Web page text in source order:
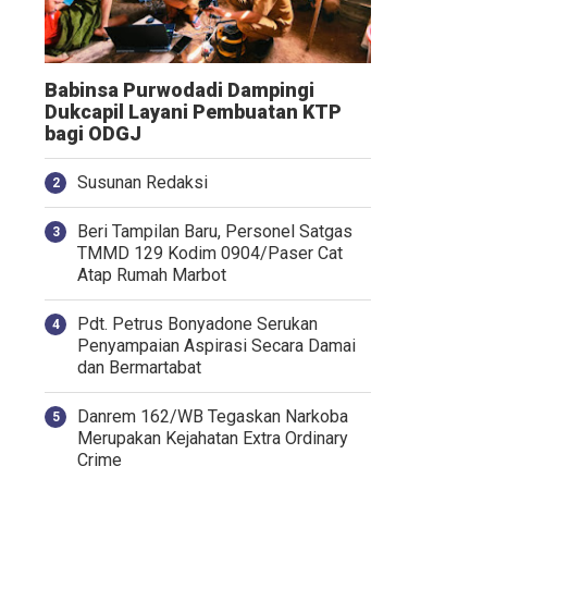
Babinsa Purwodadi Dampingi
Dukcapil Layani Pembuatan KTP
bagi ODGJ
Susunan Redaksi
Beri Tampilan Baru, Personel Satgas
TMMD 129 Kodim 0904/Paser Cat
Atap Rumah Marbot
Pdt. Petrus Bonyadone Serukan
Penyampaian Aspirasi Secara Damai
dan Bermartabat
Danrem 162/WB Tegaskan Narkoba
Merupakan Kejahatan Extra Ordinary
Crime